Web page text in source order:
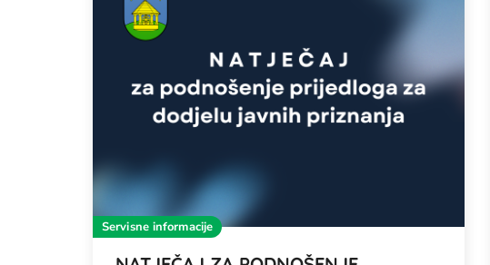
Servisne informacije